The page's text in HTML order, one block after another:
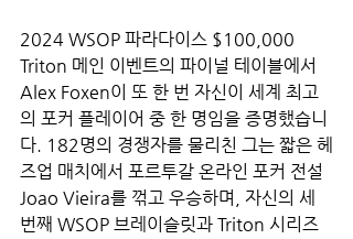
2024 WSOP 파라다이스 $100,000
Triton 메인 이벤트의 파이널 테이블에서
Alex Foxen이 또 한 번 자신이 세계 최고
의 포커 플레이어 중 한 명임을 증명했습니
다. 182명의 경쟁자를 물리친 그는 짧은 헤
즈업 매치에서 포르투갈 온라인 포커 전설
Joao Vieira를 꺾고 우승하며, 자신의 세
번째 WSOP 브레이슬릿과 Triton 시리즈